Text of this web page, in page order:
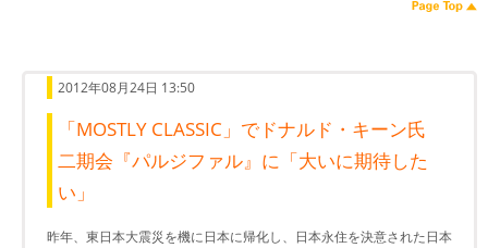
2012年08月24日 13:50
「MOSTLY CLASSIC」でドナルド・キーン氏
二期会『パルジファル』に「大いに期待した
い」
昨年、東日本大震災を機に日本に帰化し、日本永住を決意された日本